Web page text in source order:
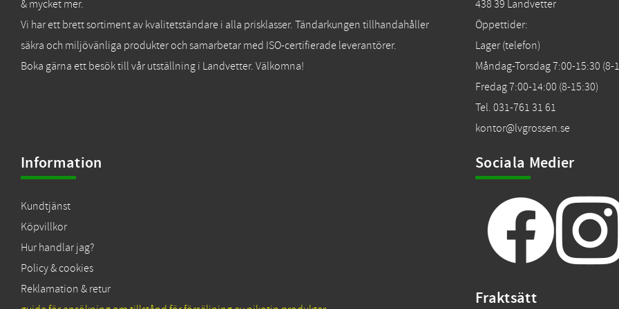
& mycket mer.
Vi har ett brett sortiment av kvalitetständare i alla prisklasser. Tändarkungen tillhandahåller
säkra och miljövänliga produkter och samarbetar med ISO-certifierade leverantörer.
Boka gärna ett besök till vår utställning i Landvetter. Välkomna!
438 39 Landvetter
Öppettider:
Lager (telefon)
Måndag-Torsdag 7:00-15:30 (8-
Fredag 7:00-14:00 (8-15:30)
Tel. 031-761 31 61
kontor@lvgrossen.se
Information
Kundtjänst
Köpvillkor
Hur handlar jag?
Policy & cookies
Reklamation & retur
Sociala Medier
Fraktsätt